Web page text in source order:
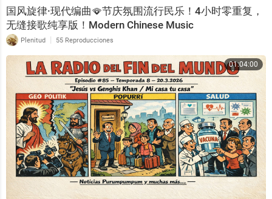
国风旋律·现代编曲🪭节庆氛围流行民乐！4小时零重复，
无缝接歌纯享版！Modern Chinese Music
Plenitud | 55 Reproducciones
01:04:00